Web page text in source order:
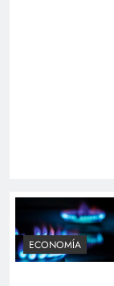
ECONOMÍA